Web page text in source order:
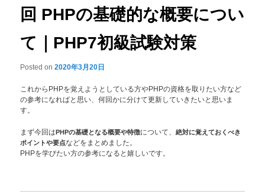
回 PHPの基礎的な概要につい
て｜PHP7初級試験対策
Posted on2020年3月20日
これからPHPを覚えようとしている方やPHPの資格を取りたい方など
の参考になればと思い、何回かに分けて更新していきたいと思いま
す。
まず今回はPHPの基礎となる概要や特徴について、絶対に覚えておくべき
ポイントや要点などをまとめました。
PHPを学びたい方の参考になると嬉しいです。